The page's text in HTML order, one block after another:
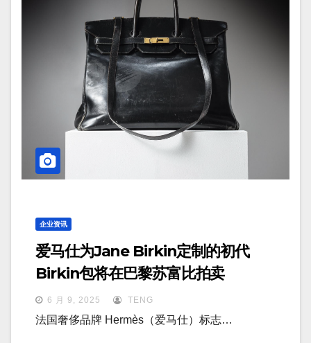
企业资讯
爱马仕为Jane Birkin定制的初代
Birkin包将在巴黎苏富比拍卖
6 月 9, 2025 TENG
法国奢侈品牌 Hermès（爱马仕）标志…